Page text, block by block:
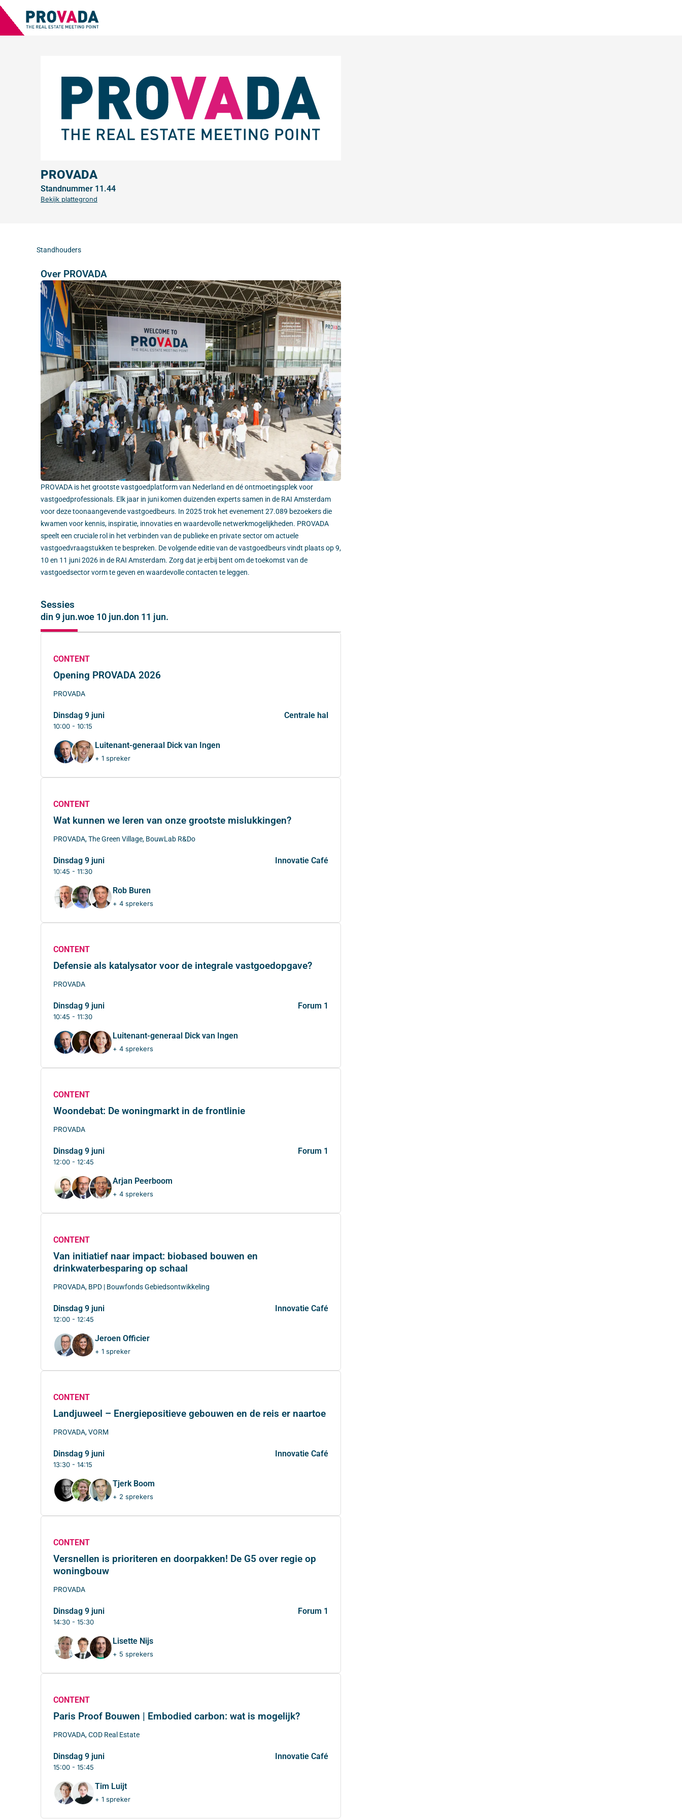
PROVADA
Standnummer 11.44
Bekijk plattegrond
Standhouders
Over PROVADA
PROVADA is het grootste vastgoedplatform van Nederland en dé ontmoetingsplek voor
vastgoedprofessionals. Elk jaar in juni komen duizenden experts samen in de RAI Amsterdam
voor deze toonaangevende vastgoedbeurs. In 2025 trok het evenement 27.089 bezoekers die
kwamen voor kennis, inspiratie, innovaties en waardevolle netwerkmogelijkheden. PROVADA
speelt een cruciale rol in het verbinden van de publieke en private sector om actuele
vastgoedvraagstukken te bespreken. De volgende editie van de vastgoedbeurs vindt plaats op 9,
10 en 11 juni 2026 in de RAI Amsterdam. Zorg dat je erbij bent om de toekomst van de
vastgoedsector vorm te geven en waardevolle contacten te leggen.
Sessies
din 9 jun.woe 10 jun.don 11 jun.
CONTENT
Opening PROVADA 2026
PROVADA
dinsdag 9 juni
10:00 - 10:15
Centrale hal
Luitenant-generaal Dick van Ingen
+ 1 spreker
CONTENT
Wat kunnen we leren van onze grootste mislukkingen?
PROVADA, The Green Village, BouwLab R&Do
dinsdag 9 juni
10:45 - 11:30
Innovatie Café
Rob Buren
+ 4 sprekers
CONTENT
Defensie als katalysator voor de integrale vastgoedopgave?
PROVADA
dinsdag 9 juni
10:45 - 11:30
Forum 1
Luitenant-generaal Dick van Ingen
+ 4 sprekers
CONTENT
Woondebat: De woningmarkt in de frontlinie
PROVADA
dinsdag 9 juni
12:00 - 12:45
Forum 1
Arjan Peerboom
+ 4 sprekers
CONTENT
Van initiatief naar impact: biobased bouwen en
drinkwaterbesparing op schaal
PROVADA, BPD | Bouwfonds Gebiedsontwikkeling
dinsdag 9 juni
12:00 - 12:45
Innovatie Café
Jeroen Officier
+ 1 spreker
CONTENT
Landjuweel – Energiepositieve gebouwen en de reis er naartoe
PROVADA, VORM
dinsdag 9 juni
13:30 - 14:15
Innovatie Café
Tjerk Boom
+ 2 sprekers
CONTENT
Versnellen is prioriteren en doorpakken! De G5 over regie op
woningbouw
PROVADA
dinsdag 9 juni
14:30 - 15:30
Forum 1
Lisette Nijs
+ 5 sprekers
CONTENT
Paris Proof Bouwen | Embodied carbon: wat is mogelijk?
PROVADA, COD Real Estate
dinsdag 9 juni
15:00 - 15:45
Innovatie Café
Tim Luijt
+ 1 spreker